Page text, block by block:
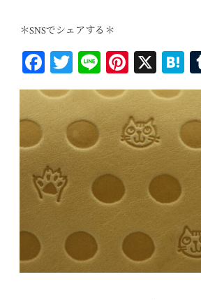
＊SNSでシェアする＊
Fa
ce
bo
ok
T
wi
er
Li
ne
Pi
nt
er
es
t
X H
at
en
a